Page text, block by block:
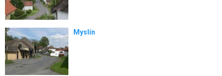
Myslín